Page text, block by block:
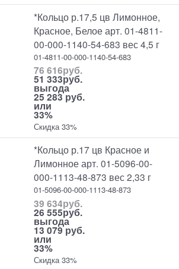
*Кольцо р.17,5 цв Лимонное,
Красное, Белое арт. 01-4811-
00-000-1140-54-683 вес 4,5 г
01-4811-00-000-1140-54-683
76 616руб.
51 333руб.
выгода
25 283 руб.
или
33%
Скидка 33%
*Кольцо р.17 цв Красное и
Лимонное арт. 01-5096-00-
000-1113-48-873 вес 2,33 г
01-5096-00-000-1113-48-873
39 634руб.
26 555руб.
выгода
13 079 руб.
или
33%
Скидка 33%